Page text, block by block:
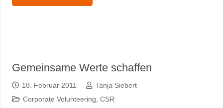
Gemeinsame Werte schaffen
18. Februar 2011
Tanja Siebert
Corporate Volunteering CSR